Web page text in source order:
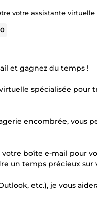
votre assistante
0
et gagnez du temps !
spécialisée
encombrée, vous
boîte e-mail pour
un temps précieux
etc.), je vous